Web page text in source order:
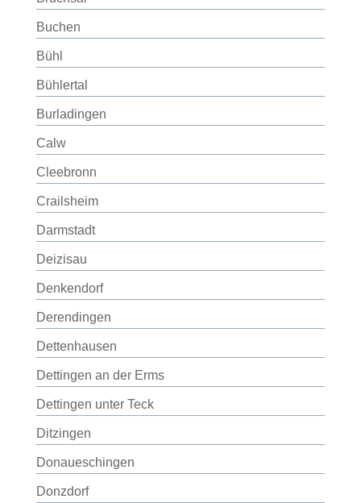
Buchen
Bühl
Bühlertal
Burladingen
Calw
Cleebronn
Crailsheim
Darmstadt
Deizisau
Denkendorf
Derendingen
Dettenhausen
Dettingen an der Erms
Dettingen unter Teck
Ditzingen
Donaueschingen
Donzdorf